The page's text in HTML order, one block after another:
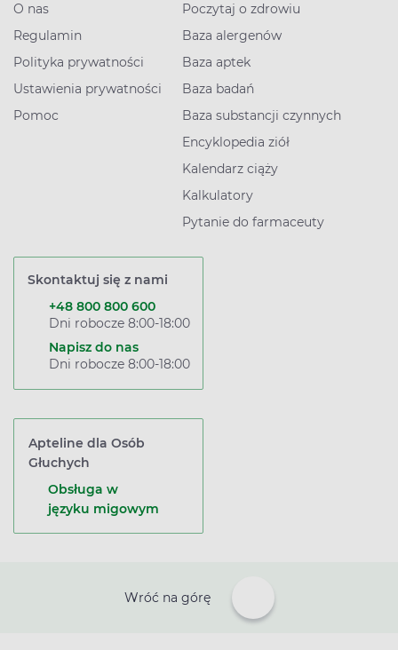
O nas
Regulamin
Polityka prywatności
Ustawienia prywatności
Pomoc
Poczytaj o zdrowiu
Baza alergenów
Baza aptek
Baza badań
Baza substancji czynnych
Encyklopedia ziół
Kalendarz ciąży
Kalkulatory
Pytanie do farmaceuty
Skontaktuj się z nami
+48 800 800 600
Dni robocze 8:00-18:00
Napisz do nas
Dni robocze 8:00-18:00
Apteline dla Osób
Głuchych
Obsługa w
języku migowym
Wróć na górę